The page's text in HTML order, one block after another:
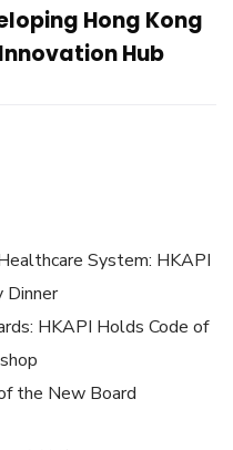
Hong Kong
Hub
System: HKAPI
Dinner
HKAPI Holds Code of
the New Board